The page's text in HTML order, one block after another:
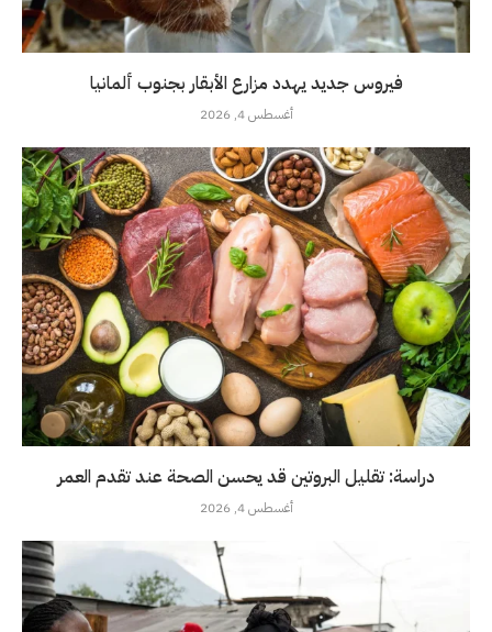
فيروس جديد يهدد مزارع الأبقار بجنوب ألمانيا
أغسطس 4, 2026
دراسة: تقليل البروتين قد يحسن الصحة عند تقدم العمر
أغسطس 4, 2026